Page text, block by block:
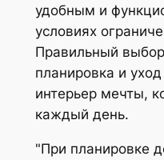
удобным и
условиях
Правильный
планировка и
интерьер мечты,
каждый день.
При планировке